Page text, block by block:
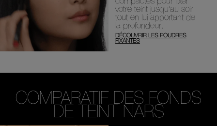
votre teint jusqu’au soir
tout en lui apportant de
la profondeur.
DÉCOUVRIR LES POUDRES
FIXANTES
COMPARATIF DES FONDS
DE TEINT NARS